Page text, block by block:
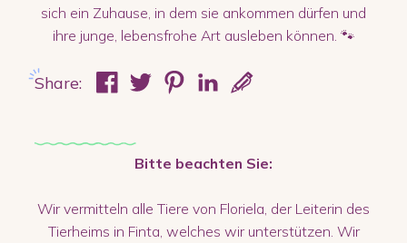
sich ein Zuhause, in dem sie ankommen dürfen und
ihre junge, lebensfrohe Art ausleben können. 🐾
Share:
Bitte beachten Sie:
Wir vermitteln alle Tiere von Floriela, der Leiterin des
Tierheims in Finta, welches wir unterstützen. Wir